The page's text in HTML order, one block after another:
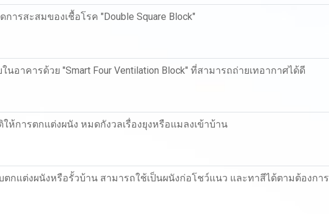
ารสะสมของเชื้อโรค "Double Square Block"
อาคารด้วย "Smart Four Ventilation Block" ที่สามารถถ่ายเทอากาศได้ดี
ห้การตกแต่งผนัง หมดกังวลเรื่องยุงหรือแมลงเข้าบ้าน
ตกแต่งผนังหรือรั้วบ้าน สามารถใช้เป็นผนังก่อโชว์แนว และทาสีได้ตามต้องการ